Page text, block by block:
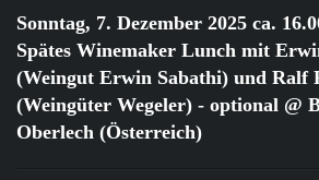
Sonntag, 7. Dezember 2025 ca.
Spätes Winemaker Lunch mit
(Weingut Erwin Sabathi) und Ralf
(Weingüter Wegeler) - optional @
Oberlech (Österreich)